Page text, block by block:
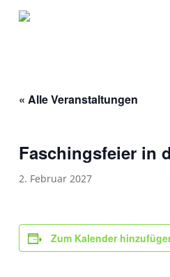
« Alle Veranstaltungen
Faschingsfeier in
2. Februar 2027
Zum Kalender